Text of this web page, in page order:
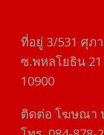
ที่อยู่​ 3/531​ ศุภ
ซ.พหลโยธิน​
10900
ติดต่อ​ โฆษณา​